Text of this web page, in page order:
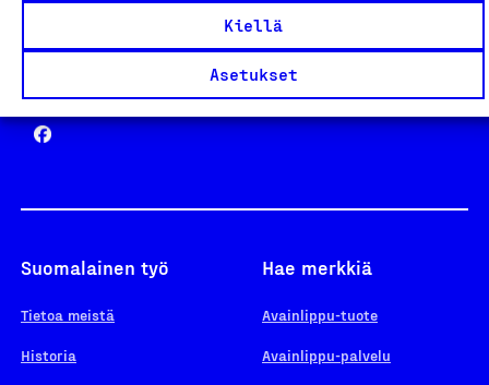
Kiellä
Asetukset
Yhteiskunnallinen Yritys -merkki
Suomalainen työ
Tietoa meistä
Historia
Hae merkkiä
Avainlippu-tuote
Avainlippu-palvelu